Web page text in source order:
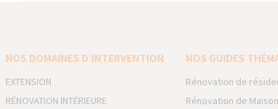
NOS DOMAINES D’INTERVENTION
EXTENSION
RÉNOVATION INTÉRIEURE
NOS GUIDES
Rénovation de
Rénovation de Maison